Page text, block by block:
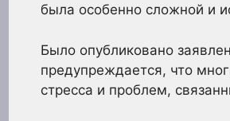
была особенно сложной и
Было опубликовано
предупреждается, что
стресса и проблем,